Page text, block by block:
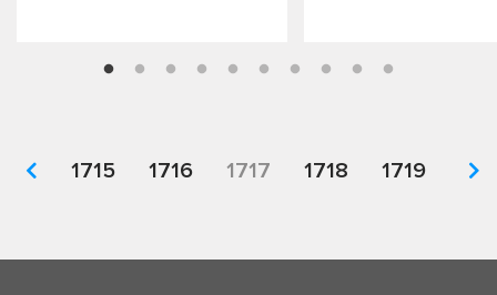
1715 1716 1717 1718 1719